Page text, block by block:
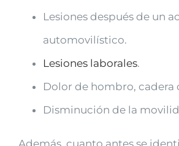
Lesiones después de un
automovilístico.
Lesiones laborales.
Dolor de hombro, cadera
Disminución de la
Además, cuanto antes se